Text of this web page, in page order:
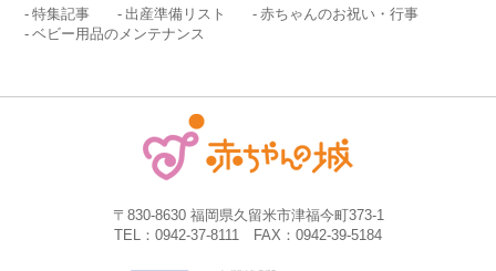
特集記事 出産準備リスト
赤ちゃんのお祝い・行事
ベビー用品のメンテナンス
〒830-8630 福岡県久留米市津福今町373-1
TEL：0942-37-8111 FAX：0942-39-5184